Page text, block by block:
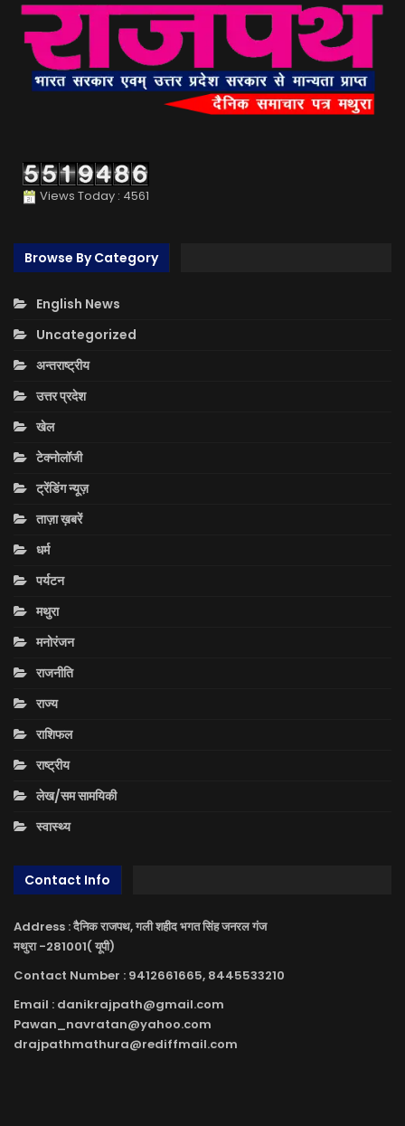
Views Today : 4561
Browse By Category
English News
Uncategorized
अन्तराष्ट्रीय
उत्तर प्रदेश
खेल
टेक्नोलॉजी
ट्रेंडिंग न्यूज़
ताज़ा ख़बरें
धर्म
पर्यटन
मथुरा
मनोरंजन
राजनीति
राज्य
राशिफल
राष्ट्रीय
लेख/सम सामयिकी
स्वास्थ्य
Contact Info
Address : दैनिक राजपथ, गली शहीद भगत सिंह जनरल गंज
मथुरा -281001( यूपी)
Contact Number : 9412661665, 8445533210
Email : danikrajpath@gmail.com
Pawan_navratan@yahoo.com
drajpathmathura@rediffmail.com